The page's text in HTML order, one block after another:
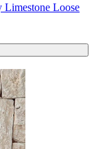
Loose